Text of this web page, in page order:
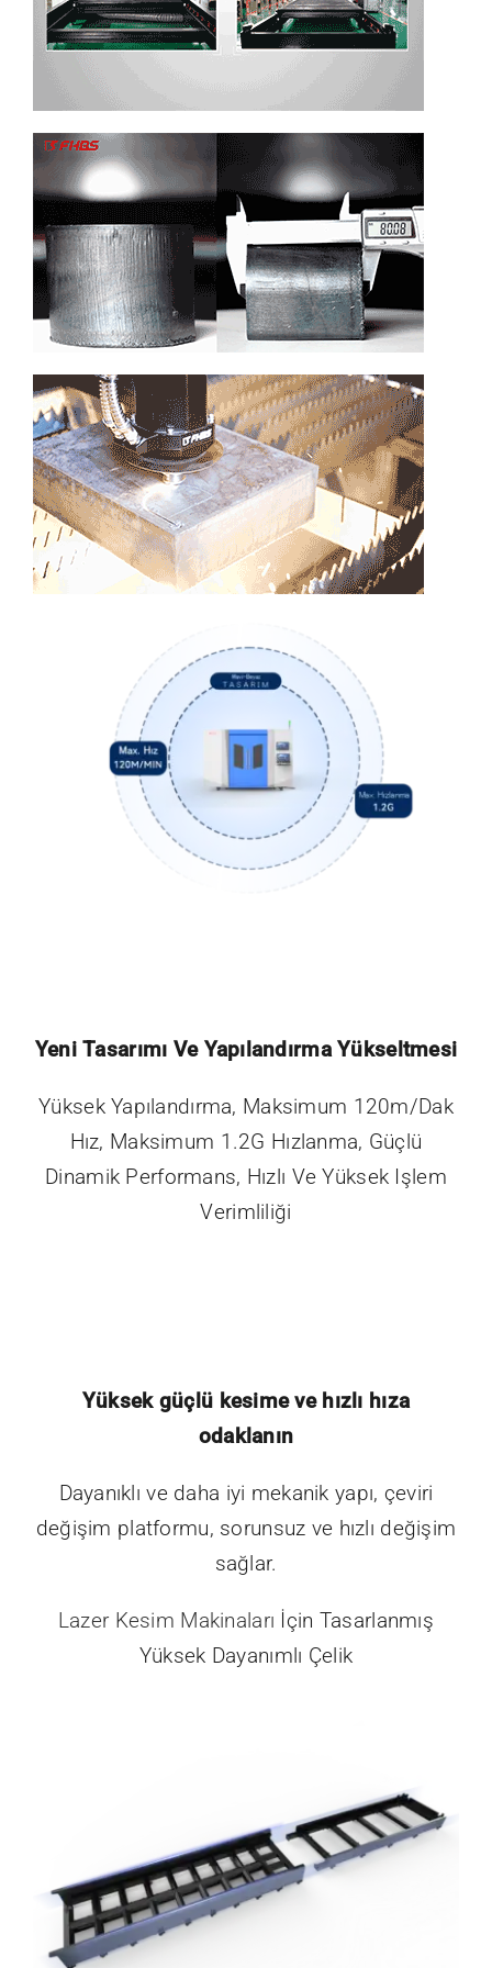
İletişim
Yeni Tasarımı Ve Yapılandırma Yükseltmesi
Yüksek Yapılandırma, Maksimum 120m/dak
Hız, Maksimum 1.2G Hızlanma, Güçlü
Dinamik Performans, Hızlı Ve Yüksek Işlem
Verimliliği
Yüksek güçlü kesime ve hızlı hıza
odaklanın
Dayanıklı ve daha iyi mekanik yapı, çeviri
değişim platformu, sorunsuz ve hızlı değişim
sağlar.
Lazer Kesim Makinaları İçin Tasarlanmış
Yüksek Dayanımlı Çelik